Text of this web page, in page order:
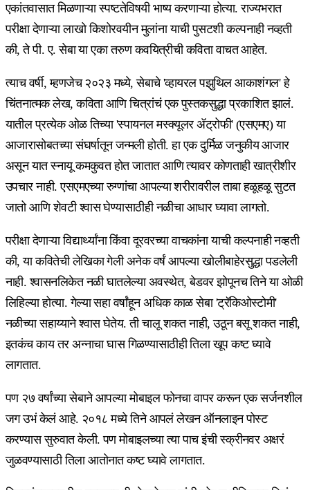
एकांतवासात मिळणाऱ्या स्पष्टतेविषयी भाष्य करणाऱ्या होत्या. राज्यभरात
परीक्षा देणाऱ्या लाखो किशोरवयीन मुलांना याची पुसटशी कल्पनाही नव्हती
की, ते पी. ए. सेबा या एका तरुण कवयित्रीची कविता वाचत आहेत.
त्याच वर्षी, म्हणजेच २०२३ मध्ये, सेबाचे 'व्हायरल पझुथिल आकाशंगल' हे
चिंतनात्मक लेख, कविता आणि चित्रांचं एक पुस्तकसुद्धा प्रकाशित झालं.
यातील प्रत्येक ओळ तिच्या 'स्पायनल मस्क्यूलर ॲट्रोफी' (एसएमए) या
आजारासोबतच्या संघर्षातून जन्मली होती. हा एक दुर्मिळ जनुकीय आजार
असून यात स्नायू कमकुवत होत जातात आणि त्यावर कोणताही खात्रीशीर
उपचार नाही. एसएमएच्या रुग्णांचा आपल्या शरीरावरील ताबा हळूहळू सुटत
जातो आणि शेवटी श्वास घेण्यासाठीही नळीचा आधार घ्यावा लागतो.
परीक्षा देणाऱ्या विद्यार्थ्यांना किंवा दूरवरच्या वाचकांना याची कल्पनाही नव्हती
की, या कवितेची लेखिका गेली अनेक वर्षं आपल्या खोलीबाहेरसुद्धा पडलेली
नाही. श्वासनलिकेत नळी घातलेल्या अवस्थेत, बेडवर झोपूनच तिने या ओळी
लिहिल्या होत्या. गेल्या सहा वर्षांहून अधिक काळ सेबा 'ट्रॅकिओस्टोमी'
नळीच्या सहाय्याने श्वास घेतेय. ती चालू शकत नाही, उठून बसू शकत नाही,
इतकंच काय तर अन्नाचा घास गिळण्यासाठीही तिला खूप कष्ट घ्यावे
लागतात.
पण २७ वर्षांच्या सेबाने आपल्या मोबाइल फोनचा वापर करून एक सर्जनशील
जग उभं केलं आहे. २०१८ मध्ये तिने आपलं लेखन ऑनलाइन पोस्ट
करण्यास सुरुवात केली. पण मोबाइलच्या त्या पाच इंची स्क्रीनवर अक्षरं
जुळवण्यासाठी तिला आतोनात कष्ट घ्यावे लागतात.